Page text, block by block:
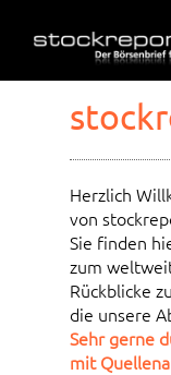
Herzlich
von
Sie finden
zum
Rückblicke
die unsere
Sehr gerne
mit